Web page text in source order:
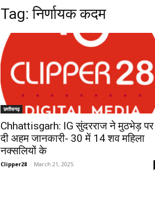
Tag:निर्णायक कदम
छत्तीसगढ़
Chhattisgarh: IG सुंदरराज ने मुठभेड़ पर
दी अहम जानकारी- 30 में 14 शव महिला
नक्सलियों के
Clipper28 - March 21, 2025